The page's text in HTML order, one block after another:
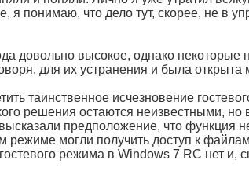
я понимаю, что дело тут, скорее, не в
довольно высокое, однако
для их устранения и была открыта
таинственное исчезновение
решения остаются неизвестными, но
предположение, что функция
режиме могли получить доступ к
режима в Windows 7 RC нет и,